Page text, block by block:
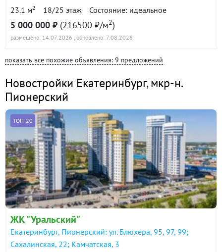
23.1 м2 18/25 этаж Состояние: идеальное
5 000 000 ₽ (216500 ₽/м2)
размещено: 14.07.2026 , обновлено: 7.08.2026
показать все похожие объявления: 9 предложений
Новостройки Екатеринбург,мкр-н.
Пионерский
ТОП-20
ЖК "Уральский"
Екатеринбург, Пионерский: ул. Блюхера, 95, 97, 99;
Сахалинская, 22; Камчатская, 3